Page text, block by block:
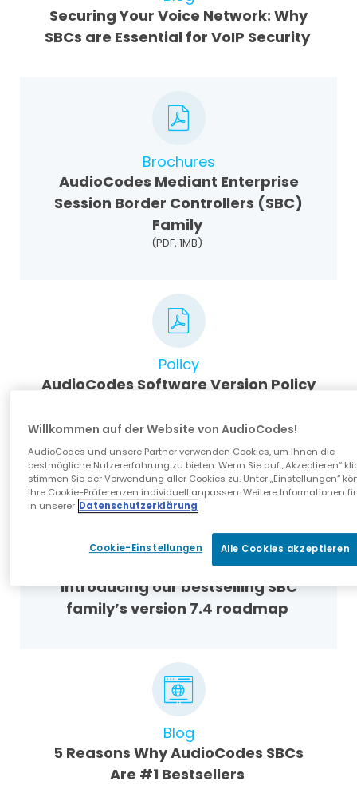
Securing Your Voice Network: Why
SBCs are Essential for VoIP Security
Brochures
AudioCodes Mediant Enterprise
Session Border Controllers (SBC)
Family
(PDF, 1MB)
Policy
AudioCodes Software Version Policy
(SBCs) and Media Gateways
(PDF, 185KB)
Webinar Presentations
Introducing our bestselling SBC
family’s version 7.4 roadmap
Blog
5 Reasons Why AudioCodes SBCs
Are #1 Bestsellers
Willkommen auf der Website von AudioCodes!
AudioCodes und unsere Partner verwenden Cookies, um Ihnen die
bestmögliche Nutzererfahrung zu bieten. Wenn Sie auf „Akzeptieren“
stimmen Sie der Verwendung aller Cookies zu. Unter „Einstellungen“
Ihre Cookie-Präferenzen individuell anpassen. Weitere Informationen
in unserer Datenschutzerklärung
Cookie-Einstellungen Alle Cookies akzeptieren